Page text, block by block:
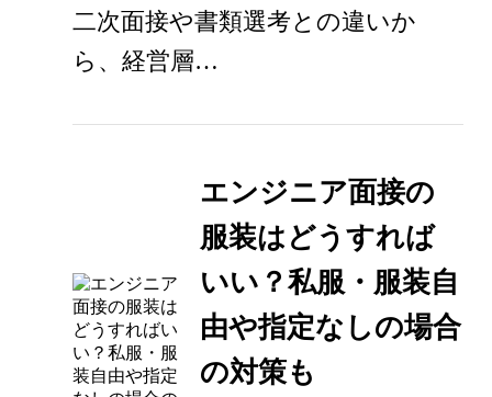
二次面接や書類選考との違いか
ら、経営層…
エンジニア面接の
服装はどうすれば
いい？私服・服装自
由や指定なしの場合
の対策も